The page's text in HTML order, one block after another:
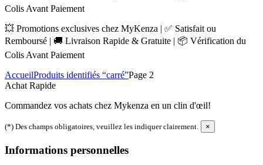
Colis Avant Paiement
💥 Promotions exclusives chez MyKenza | ✅ Satisfait ou
Remboursé | 🚚 Livraison Rapide & Gratuite | 📦 Vérification du
Colis Avant Paiement
AccueilProduits identifiés “carré”Page 2
Achat Rapide
Commandez vos achats chez Mykenza en un clin d'œil!
(*) Des champs obligatoires, veuillez les indiquer clairement. ×
Informations personnelles